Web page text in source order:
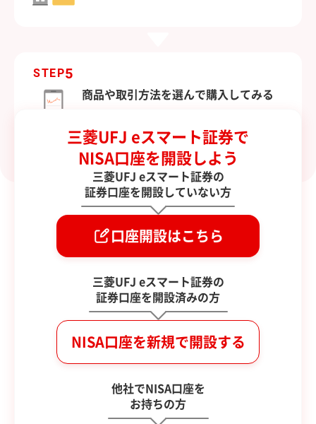
STEP5
商品や取引方法を選んで購入してみる
三菱UFJ eスマート証券で
NISA口座を開設しよう
三菱UFJ eスマート証券の
証券口座を開設していない方
口座開設はこちら
三菱UFJ eスマート証券の
証券口座を開設済みの方
NISA口座を新規で開設する
他社でNISA口座を
お持ちの方